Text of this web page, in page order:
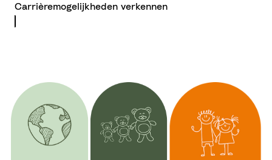
Carrièremogelijkheden verkennen